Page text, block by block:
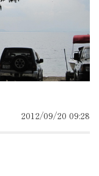
2012/09/20 09:28